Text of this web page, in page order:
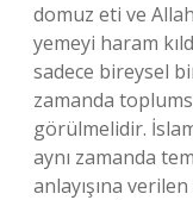
domuz eti ve
yemeyi haram
sadece bireysel
zamanda
görülmelidir.
aynı zamanda
anlayışına